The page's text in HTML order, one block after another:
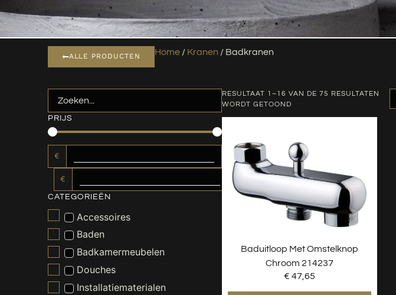
ALLE PRODUCTEN Home/ Kranen / Badkranen
PRIJS
€
€
CATEGORIEËN
Accessoires
Baden
Badkamermeubelen
Douches
Installatiematerialen
RESULTAAT 1–16 VAN DE 75 RESULTATEN
WORDT GETOOND
Baduitloop Met Omstelknop
Chroom 214237
€ 47,65